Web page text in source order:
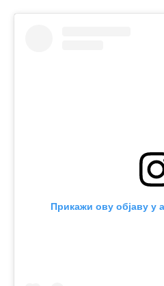
Прикажи ову објаву у